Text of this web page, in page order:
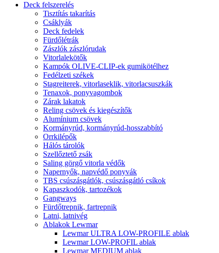
Deck felszerelés
Tisztítás takarítás
Csáklyák
Deck fedelek
Fürdőlétrák
Zászlók zászlórudak
Vitorlalekötők
Kampók OLIVE-CLIP-ek gumikötélhez
Fedélzeti székek
Stagreiterek, vitorlaseklik, vitorlacsuszkák
Tenaxok, ponyvagombok
Zárak lakatok
Reling csövek és kiegészítők
Alumínium csövek
Kormányrúd, kormányrúd-hosszabbító
Orrkilépők
Hálós tárolók
Szellőztető zsák
Saling görgő vitorla védők
Napernyők, napvédő ponyvák
TBS csúszásgátlók, csúszásgátló csíkok
Kapaszkodók, tartozékok
Gangways
Fürdőtrepnik, fartrepnik
Latni, latnivég
Ablakok Lewmar
Lewmar ULTRA LOW-PROFILE ablak
Lewmar LOW-PROFIL ablak
Lewmar MEDIUM ablak